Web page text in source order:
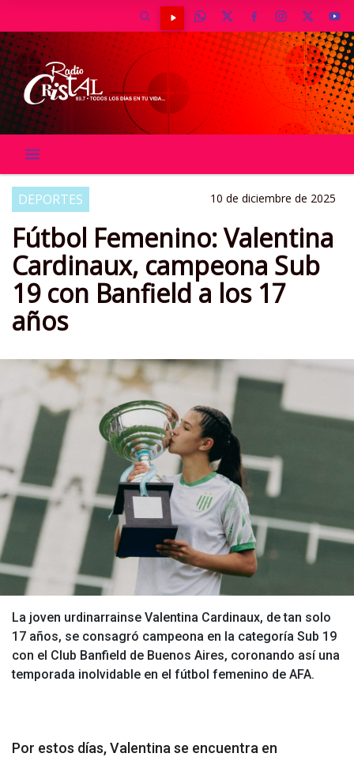
DEPORTES 10 de diciembre de 2025
Fútbol Femenino: Valentina
Cardinaux, campeona Sub
19 con Banfield a los 17
años
La joven urdinarrainse Valentina Cardinaux, de tan solo
17 años, se consagró campeona en la categoría Sub 19
con el Club Banfield de Buenos Aires, coronando así una
temporada inolvidable en el fútbol femenino de AFA.
Por estos días, Valentina se encuentra en